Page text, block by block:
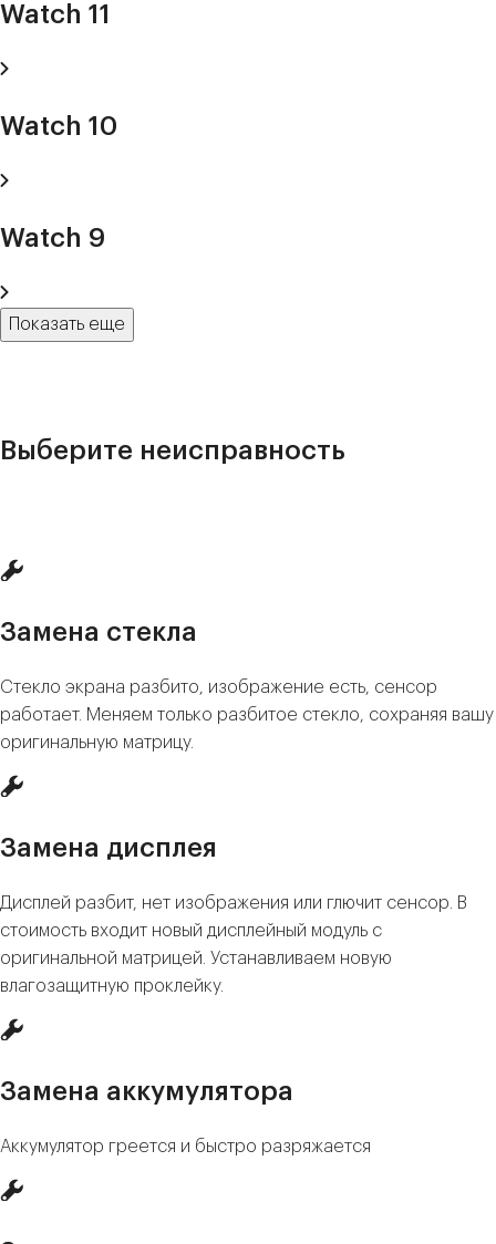
Watch 11
Watch 10
Watch 9
Показать еще
Выберите неисправность
Замена стекла
Стекло экрана разбито, изображение есть, сенсор
работает. Меняем только разбитое стекло, сохраняя вашу
оригинальную матрицу.
Замена дисплея
Дисплей разбит, нет изображения или глючит сенсор. В
стоимость входит новый дисплейный модуль c
оригинальной матрицей. Устанавливаем новую
влагозащитную проклейку.
Замена аккумулятора
Аккумулятор греется и быстро разряжается